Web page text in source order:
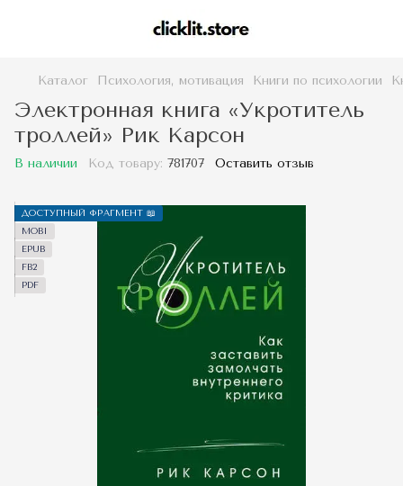
Каталог Психология, мотивация Книги по психологии
Электронная книга «Укротитель
троллей» Рик Карсон
В наличии Код товару: 781707 Оставить отзыв
ДОСТУПНЫЙ ФРАГМЕНТ 📖
MOBI
EPUB
FB2
PDF